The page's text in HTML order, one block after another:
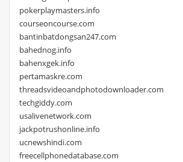
pokerplaymasters.info
courseoncourse.com
bantinbatdongsan247.com
bahednog.info
bahenxgek.info
pertamaskre.com
threadsvideoandphotodownloader.com
techgiddy.com
usalivenetwork.com
jackpotrushonline.info
ucnewshindi.com
freecellphonedatabase.com